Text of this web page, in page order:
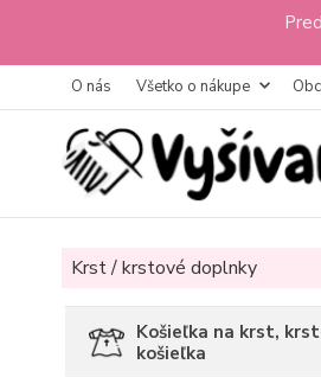
O nás Všetko o nákupe
Krst / krstové doplnky
Košieľka na krst,
košieľka